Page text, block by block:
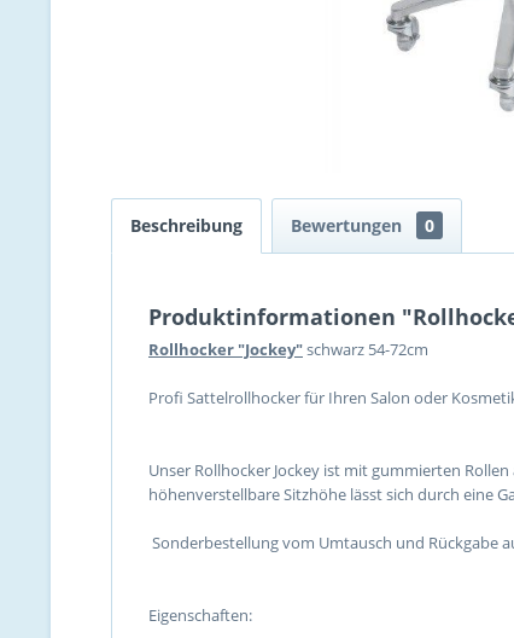
Beschreibung Bewertungen 0
Produktinformationen
Rollhocker "Jockey"schwarz 54-72cm
Profi Sattelrollhocker für Ihren Salon oder
Unser Rollhocker Jockey ist mit gummierten
höhenverstellbare Sitzhöhe lässt sich durch eine
Sonderbestellung vom Umtausch und Rückgabe
Eigenschaften: